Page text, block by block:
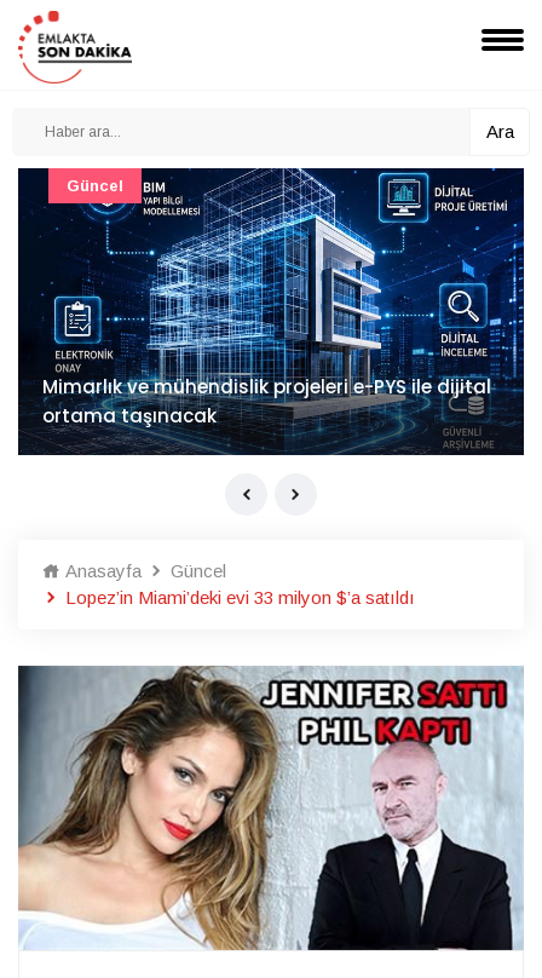
Ara
Mimarlık ve mühendislik projeleri e-PYS ile dijital
ortama taşınacak
Güncel
Anasayfa
Güncel
Lopez’in Miami’deki evi 33 milyon $’a satıldı